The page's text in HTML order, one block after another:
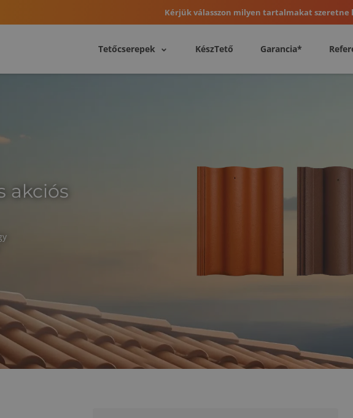
Kérjük válasszon milyen tartalmakat szeretne
Tetőcserepek KészTető Garancia*
akciós